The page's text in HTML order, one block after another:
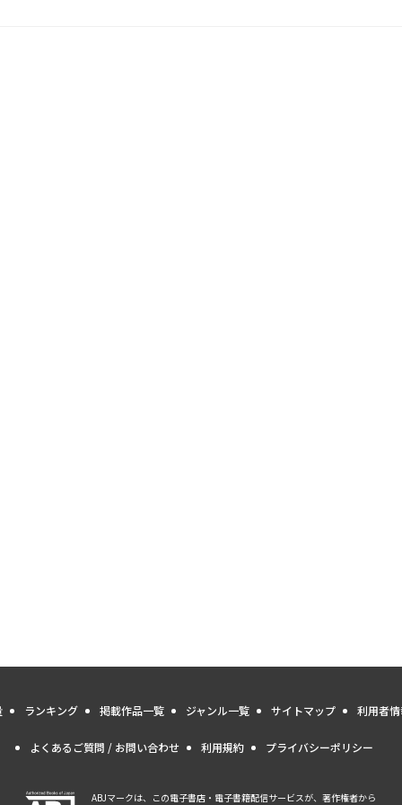
ランキング 掲載作品一覧 ジャンル一覧 サイトマップ 利用者
よくあるご質問 / お問い合わせ 利用規約 プライバシーポリシー
ABJマークは、この電子書店・電子書籍配信サービスが、著作権者から